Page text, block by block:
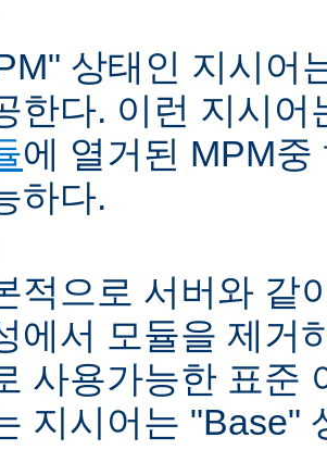
상태인 지시어
한다. 이런 지시어
에 열거된 MPM
하다.
적으로 서버와 같
에서 모듈을 제거
사용가능한 표준
지시어는 "Base"